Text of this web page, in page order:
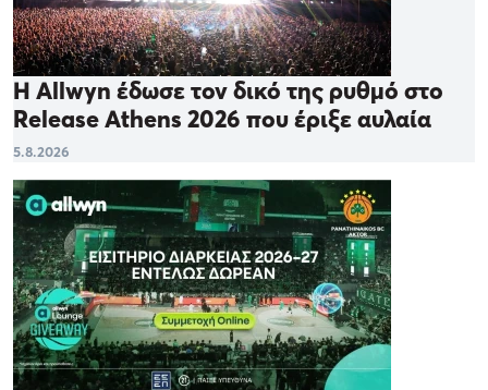
Η Allwyn έδωσε τον δικό της ρυθμό στο
Release Athens 2026 που έριξε αυλαία
5.8.2026